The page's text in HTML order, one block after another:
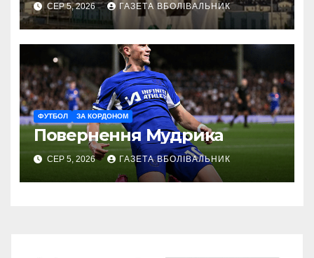
СЕР 5, 2026 ГАЗЕТА ВБОЛІВАЛЬНИК
ФУТБОЛ ЗА КОРДОНОМ
Повернення Мудрика
СЕР 5, 2026 ГАЗЕТА ВБОЛІВАЛЬНИК